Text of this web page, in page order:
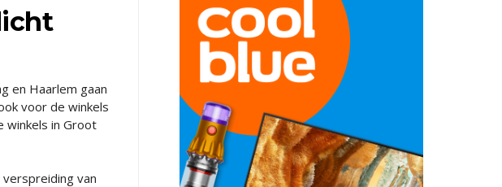
en Haarlem gaan
voor de winkels
winkels in Groot
van